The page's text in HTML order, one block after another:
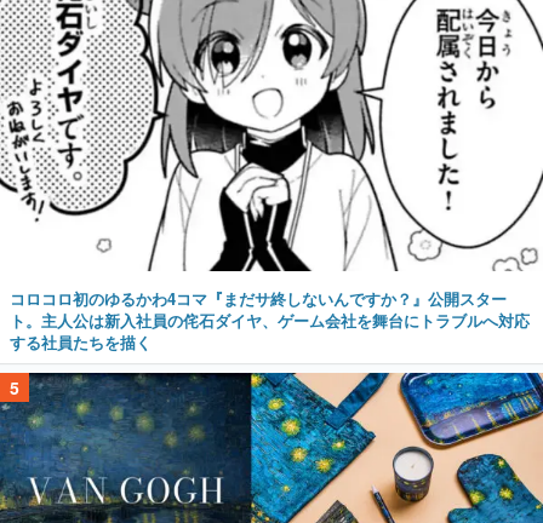
コロコロ初のゆるかわ4コマ『まだサ終しないんですか？』公開スター
ト。主人公は新入社員の侘石ダイヤ、ゲーム会社を舞台にトラブルへ対応
する社員たちを描く
5